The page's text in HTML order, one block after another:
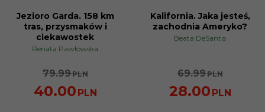
PROMOCJA
Jezioro Garda. 158 km
tras, przysmaków i
ciekawostek
Renata Pawłowska
79.99PLN
40.00 PLN
PROMOCJA
Kalifornia. Jaka jesteś,
zachodnia Ameryko?
Beata DeSantis
69.99PLN
28.00 PLN